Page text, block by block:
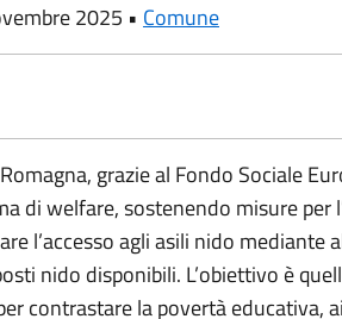
2025 • Comune
grazie al Fondo Sociale
di welfare, sostenendo misure per
l’accesso agli asili nido
nido disponibili. L’obiettivo è
contrastare la povertà educativa,